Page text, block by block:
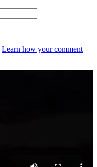
Learn how your comment